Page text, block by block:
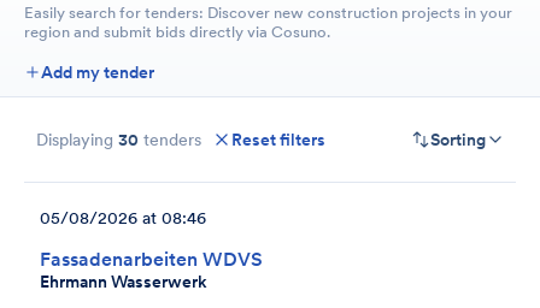
Easily search for tenders: Discover new construction projects in your
region and submit bids directly via Cosuno.
Add my tender
Displaying 30 tenders Reset filters Sorting
Fassadenarbeiten WDVS
Ehrmann Wasserwerk
05/08/2026 at 08:46